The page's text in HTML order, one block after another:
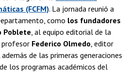
(FCFM). La jornada reunió a
como los fundadores
Poblete , al equipo editorial de la
profesor Federico Olmedo , editor
de las primeras generaciones
los programas académicos del